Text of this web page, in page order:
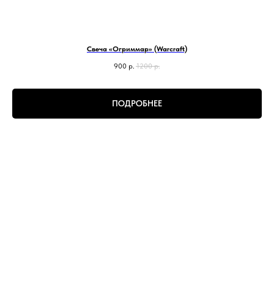
Свеча «Огриммар» (Warcraft)
900 р. 1200 р.
ПОДРОБНЕЕ